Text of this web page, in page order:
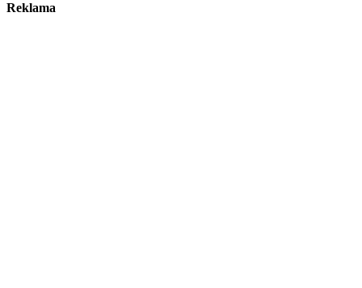
Reklama